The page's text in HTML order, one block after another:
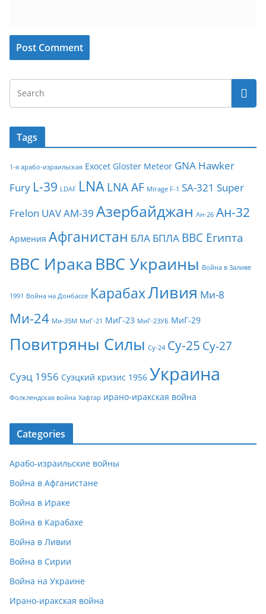
Tags
1-я арабо-израильская Exocet Gloster Meteor GNA Hawker
Fury L-39 LDAF LNA LNA AF Mirage F-1 SA-321 Super
Frelon UAVАМ-39 Азербайджан Ан-26 Ан-32
Армения Афганистан БЛА БПЛА ВВС Египта
ВВС Ирака ВВС Украины Война в Заливе
1991 Война на Донбассе КарабахЛивия Ми-8
Ми-24 Ми-35М МиГ-21 МиГ-23 МиГ-23УБ МиГ-29
Повитряны Силы Су-24 Су-25 Су-27
Суэц 1956 Суэцкий кризис 1956 Украина
Фолклендская война Хафтар ирано-иракская война
Categories
Арабо-израильские войны
Война в Афганистане
Война в Ираке
Война в Карабахе
Война в Ливии
Война в Сирии
Война на Украине
Ирано-иракская война